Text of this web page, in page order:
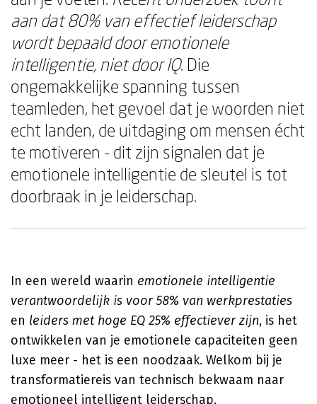
aan dat 80% van effectief leiderschap
wordt bepaald door emotionele
intelligentie, niet door IQ. Die
ongemakkelijke spanning tussen
teamleden, het gevoel dat je woorden niet
echt landen, de uitdaging om mensen écht
te motiveren - dit zijn signalen dat je
emotionele intelligentie de sleutel is tot
doorbraak in je leiderschap.
In een wereld waarin emotionele intelligentie
verantwoordelijk is voor 58% van werkprestaties
en leiders met hoge EQ 25% effectiever zijn, is het
ontwikkelen van je emotionele capaciteiten geen
luxe meer - het is een noodzaak. Welkom bij je
transformatiereis van technisch bekwaam naar
emotioneel intelligent leiderschap.